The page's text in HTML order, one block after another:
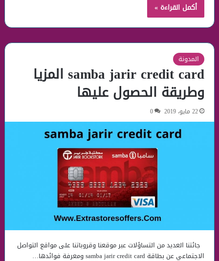
أكمل القراءة »
المدونة
samba jarir credit card المزيا
وطريقة الحصول عليها
22 مايو، 2019 0
جائتنا العديد من التساؤلات عبر موقعنا وقروباتنا على مواقع التواصل
الاجتماعي عن بطاقة samba jarir credit card ومعرفة فوائدها…